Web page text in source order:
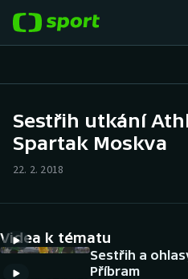
Hokej
Cyklistika
Sestřih utkání
Spartak Moskva
22. 2. 2018
Videa k tématu
Sestřih a
Příbram